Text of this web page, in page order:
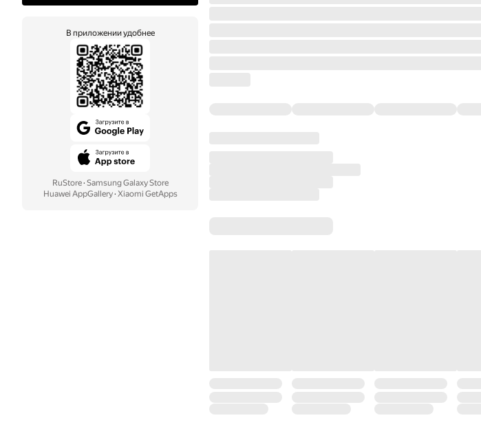
В приложении удобнее
RuStore· Samsung Galaxy Store
Huawei AppGallery· Xiaomi GetApps